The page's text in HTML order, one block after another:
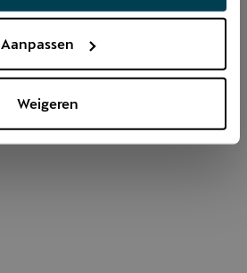
Aanpassen
Weigeren